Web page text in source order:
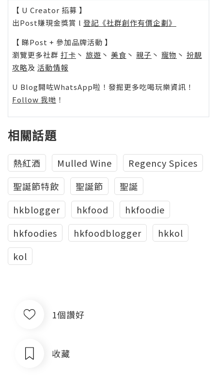
【 U Creator 招募 】
出Post賺現金獎賞 l 登記《社群創作有價企劃》
【 睇Post + 參加品牌活動 】
瀏覽更多社群 打卡 丶 旅遊 丶 美食 丶 親子 丶 寵物 丶 扮靚
攻略及 活動情報
U Blog開咗WhatsApp啦！發掘更多吃喝玩樂資訊！
Follow 我哋 ！
相關話題
熱紅酒 Mulled Wine
Regency Spices
聖誕節特飲
聖誕節
聖誕
hkblogger
hkfood
hkfoodie
hkfoodies
hkfoodblogger
hkkol
kol
1個讚好
收藏